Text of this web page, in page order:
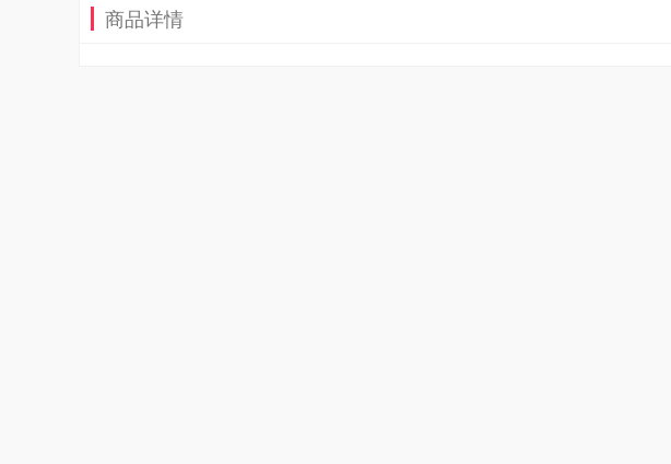
商品详情